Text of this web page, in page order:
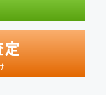
定